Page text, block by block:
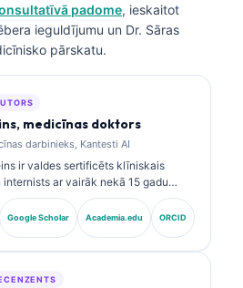
padome, ieskaitot
ieguldījumu un Dr. Sāras
pārskatu.
medicīnas doktors
darbinieks, Kantesti AI
ir valdes sertificēts klīniskais
internists ar vairāk nekā 15 gadu
medicīnā un ar AI atbalstītā
Kā Kantesti AI galvenais medicīnas
nodrošina klīnisku uzraudzību par
laboratorijas diagnostiku
Google Scholar Academia.edu ORCID